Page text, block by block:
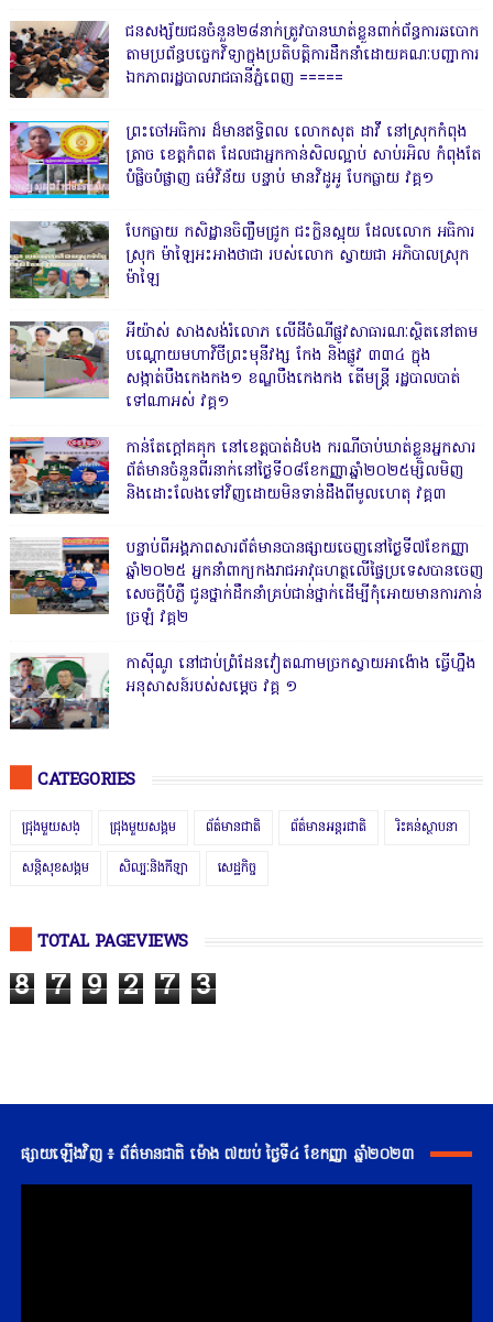
ជនសង្ស័យជនចំនួន២៨នាក់ត្រូវបានឃាត់ខ្លួនពាក់ព័ន្ធការឆបោក
តាមប្រព័ន្ធបច្ចេកវិទ្យាក្នុងប្រតិបត្តិការដឹកនាំដោយគណៈបញ្ជាការ
ឯកភាពរដ្ឋបាលរាជធានីភ្នំពេញ ‎=====
ព្រះចៅអធិការ ដ៏មានឥទ្ធិពល លោកសុត ដាវី នៅស្រុកកំពុង
ត្រាច ខេត្តកំពត ដែលជាអ្នកកាន់សិលល្អាប់ សាប់រអិល កំពុងតែ
បំផ្លិចបំផ្លាញ ធម៌វិន័យ បន្ទាប់ មានវិដូអូ បែកធ្លាយ វគ្គ១
បែកធ្លាយ កសិដ្ឋានចិញ្ចឹមជ្រូក ជះក្លិនស្អុយ ដែលលោក អធិការ
ស្រុក ម៉ាឡៃអះអាងថាជា របស់លោក ស្វាយជា អភិបាលស្រុក
ម៉ាឡៃ
អីយ៉ាស់ សាងសង់រំលោភ លើដីចំណីផ្លូវសាធារណៈស្ថិតនៅតាម
បណ្ដោយមហាវិថីព្រះមុនីវង្ស កែង និងផ្លូវ ៣៣៤ ក្នុង
សង្កាត់បឹងកេងកង១ ខណ្ឌបឹងកេងកង តើមន្ត្រី រដ្ឋបាលបាត់
ទៅណាអស់ វគ្គ១
កាន់តែក្តៅគគុក នៅខេត្តបាត់ដំបង ករណីចាប់ឃាត់ខ្លួនអ្នកសារ
ព័ត៌មានចំនួនពីរនាក់នៅថ្ងៃទី០៨ខែកញ្ញាឆ្នាំ២០២៥ម្សិលមិញ
និងដោះលែងទៅវិញដោយមិនទាន់ដឹងពីមូលហេតុ វគ្គ៣
បន្ទាប់ពីអង្គភាពសារព័ត៌មានបានផ្សាយចេញនៅថ្ងៃទី៧ខែកញ្ញា
ឆ្នាំ២០២៥ អ្នកនាំពាក្យកងរាជអាវុធហត្ថលើផ្ទៃប្រទេសបានចេញ
សេចក្តីបំភ្លឺ ជូនថ្នាក់ដឹកនាំគ្រប់ជាន់ថ្នាក់ដើម្បីកុំអោយមានការភាន់
ច្រឡំ វគ្គ២
កាសុីណូ នៅជាប់ព្រំដែនវៀតណាមច្រកស្វាយអាង៉ោង ធ្វើហ្នឹង
អនុសាសន៍របស់សម្ដេច វគ្គ ១
CATEGORIES
ជ្រុងមួយសង្ ជ្រុងមួយសង្គម ព័ត៌មានជាតិ ព័ត៌មានអន្តរជាតិ រិះគន់ស្ថាបនា
សន្តិសុខសង្គម សិល្បៈនិងកីឡា សេដ្ឋកិច្ច
TOTAL PAGEVIEWS
8 7 9 2 7 3
ផ្សាយឡើងវិញ ៖ ព័ត៌មានជាតិ ម៉ោង ៧យប់ ថ្ងៃទី៤ ខែកញ្ញា ឆ្នាំ២០២៣